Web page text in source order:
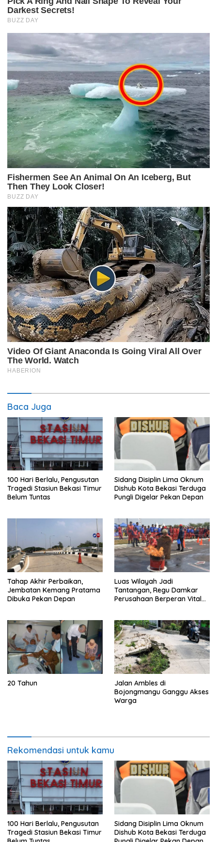
Baca Juga
100 Hari Berlalu, Pengusutan
Tragedi Stasiun Bekasi Timur
Belum Tuntas
Sidang Disiplin Lima Oknum
Dishub Kota Bekasi Terduga
Pungli Digelar Pekan Depan
Tahap Akhir Perbaikan,
Jembatan Kemang Pratama
Dibuka Pekan Depan
Luas Wilayah Jadi
Tantangan, Regu Damkar
Perusahaan Berperan Vital
20 Tahun
Jalan Ambles di
Bojongmangu Ganggu Akses
Warga
Rekomendasi untuk kamu
100 Hari Berlalu, Pengusutan
Tragedi Stasiun Bekasi Timur
Sidang Disiplin Lima Oknum
Dishub Kota Bekasi Terduga